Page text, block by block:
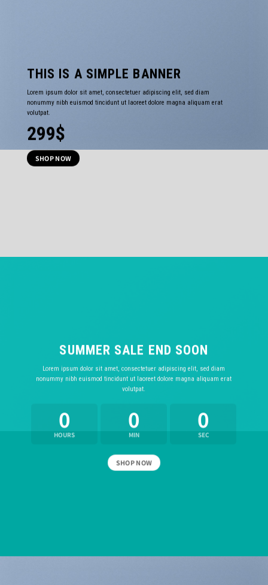
THIS IS A SIMPLE BANNER
Lorem ipsum dolor sit amet, consectetuer adipiscing elit, sed diam
nonummy nibh euismod tincidunt ut laoreet dolore magna aliquam erat
volutpat.
299$
SHOP NOW
SUMMER SALE END SOON
Lorem ipsum dolor sit amet, consectetuer adipiscing elit, sed diam
nonummy nibh euismod tincidunt ut laoreet dolore magna aliquam erat
volutpat.
0
HOURS
0
MIN
0
SEC
SHOP NOW